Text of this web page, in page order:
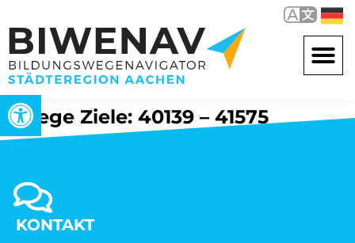
Werkzeugleiste öffnen
Wege Ziele: 40139 – 41575
KONTAKT